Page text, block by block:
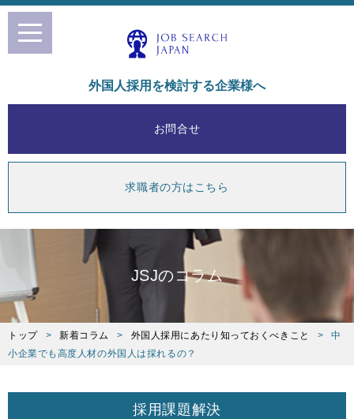
外国人採用を検討する企業様へ
お問合せ
求職者の方はこちら
JSJのコラム
トップ 新着コラム 外国人採用にあたり知っておくべきこと
中
小企業でも高度人材の外国人は採れるの？
toggle
navigation
採用課題解決